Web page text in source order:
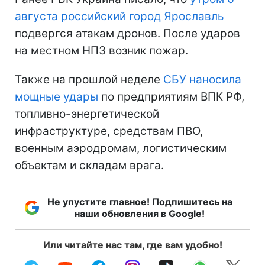
августа российский город Ярославль
подвергся атакам дронов. После ударов
на местном НПЗ возник пожар.
Также на прошлой неделе СБУ наносила
мощные удары по предприятиям ВПК РФ,
топливно-энергетической
инфраструктуре, средствам ПВО,
военным аэродромам, логистическим
объектам и складам врага.
Не упустите главное! Подпишитесь на
наши обновления в Google!
Или читайте нас там, где вам удобно!